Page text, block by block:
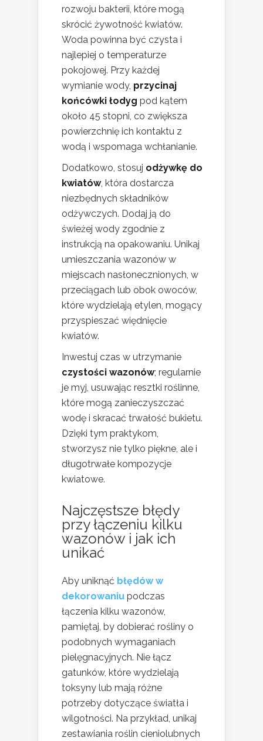
rozwoju bakterii, które mogą
skrócić żywotność kwiatów.
Woda powinna być czysta i
najlepiej o temperaturze
pokojowej. Przy każdej
wymianie wody, przycinaj
końcówki łodyg pod kątem
około 45 stopni, co zwiększa
powierzchnię ich kontaktu z
wodą i wspomaga wchłanianie.
Dodatkowo, stosuj odżywkę do
kwiatów, która dostarcza
niezbędnych składników
odżywczych. Dodaj ją do
świeżej wody zgodnie z
instrukcją na opakowaniu. Unikaj
umieszczania wazonów w
miejscach nasłonecznionych, w
przeciągach lub obok owoców,
które wydzielają etylen, mogący
przyspieszać więdnięcie
kwiatów.
Inwestuj czas w utrzymanie
czystości wazonów; regularnie
je myj, usuwając resztki roślinne,
które mogą zanieczyszczać
wodę i skracać trwałość bukietu.
Dzięki tym praktykom,
stworzysz nie tylko piękne, ale i
długotrwałe kompozycje
kwiatowe.
Najczęstsze błędy
przy łączeniu kilku
wazonów i jak ich
unikać
Aby uniknąć błędów w
dekorowaniu podczas
łączenia kilku wazonów,
pamiętaj, by dobierać rośliny o
podobnych wymaganiach
pielęgnacyjnych. Nie łącz
gatunków, które wydzielają
toksyny lub mają różne
potrzeby dotyczące światła i
wilgotności. Na przykład, unikaj
zestawiania roślin cieniolubnych